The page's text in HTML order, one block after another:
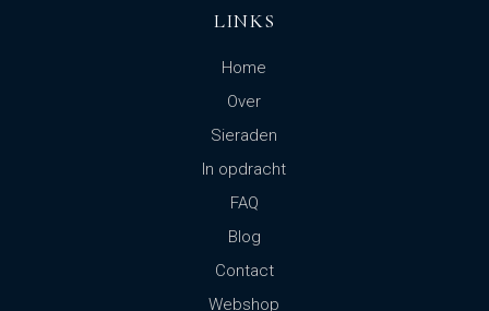
LINKS
Home
Over
Sieraden
In opdracht
FAQ
Blog
Contact
Webshop